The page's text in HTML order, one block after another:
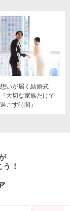
想いが届く結婚式
『大切な家族だけで
過ごす時間』
！